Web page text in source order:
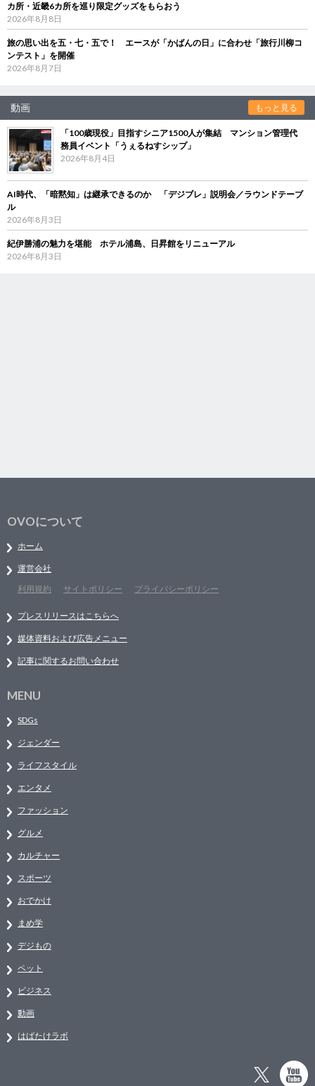
カ所・近畿6カ所を巡り限定グッズをもらおう
2026年8月8日
旅の思い出を五・七・五で！ エースが「かばんの日」に合わせ「旅行川柳コ
ンテスト」を開催
2026年8月7日
動画 もっと見る
「100歳現役」目指すシニア1500人が集結 マンション管理代
務員イベント「うぇるねすシップ」
2026年8月4日
AI時代、「暗黙知」は継承できるのか 「デジブレ」説明会／ラウンドテーブ
ル
2026年8月3日
紀伊勝浦の魅力を堪能 ホテル浦島、日昇館をリニューアル
2026年8月3日
OVOについて
ホーム
運営会社
利用規約
サイトポリシー プライバシーポリシー
プレスリリースはこちらへ
媒体資料および広告メニュー
記事に関するお問い合わせ
MENU
SDGs
ジェンダー
ライフスタイル
エンタメ
ファッション
グルメ
カルチャー
スポーツ
おでかけ
まめ学
デジもの
ペット
ビジネス
動画
はばたけラボ